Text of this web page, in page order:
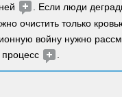
. Если люди
очистить только
войну нужно
.